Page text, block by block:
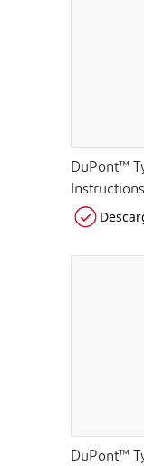
DuPont™
DuPont™